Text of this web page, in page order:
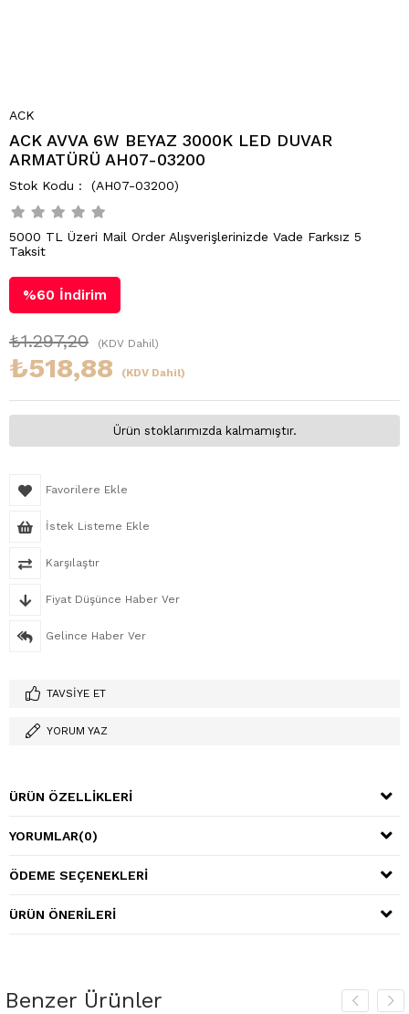
ACK
ACK AVVA 6W BEYAZ 3000K LED DUVAR
ARMATÜRÜ AH07-03200
(AH07-03200)
5000 TL Üzeri Mail Order Alışverişlerinizde Vade Farksız 5
Taksit
%60 İndirim
₺1.297,20 (KDV Dahil)
₺518,88 (KDV Dahil)
Ürün stoklarımızda kalmamıştır.
Favorilere Ekle
İstek Listeme Ekle
Karşılaştır
Fiyat Düşünce Haber Ver
Gelince Haber Ver
TAVSIYE ET
YORUM YAZ
ÜRÜN ÖZELLIKLERI
YORUMLAR(0)
ÖDEME SEÇENEKLERI
ÜRÜN ÖNERILERI
Benzer Ürünler